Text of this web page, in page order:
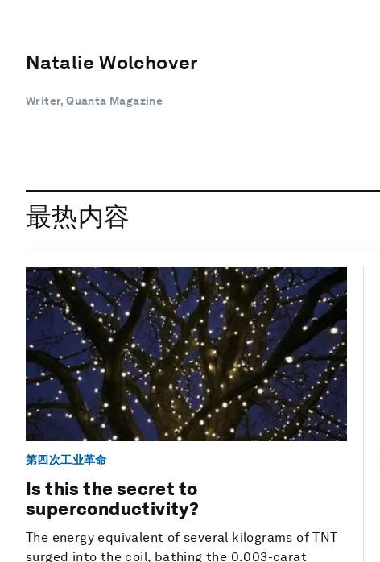
Natalie Wolchover
Writer, Quanta Magazine
最热内容
第四次工业革命
Is this the secret to
superconductivity?
The energy equivalent of several kilograms of TNT
surged into the coil, bathing the 0.003-carat